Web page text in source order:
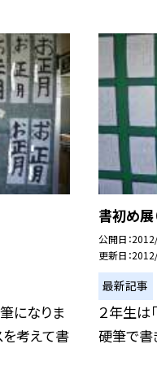
になりま
を考えて書
書初め展
公開日
更新日
最新記事
２年生は
硬筆で書